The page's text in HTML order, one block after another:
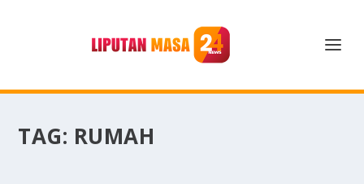
TAG: RUMAH